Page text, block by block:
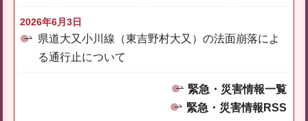
2026年6月3日
県道大又小川線（東吉野村大又）の法面崩落によ
る通行止について
緊急・災害情報一覧
緊急・災害情報RSS